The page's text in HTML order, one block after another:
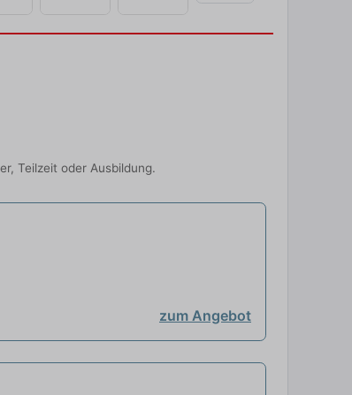
Teilzeit oder Ausbildung.
zum Angebot